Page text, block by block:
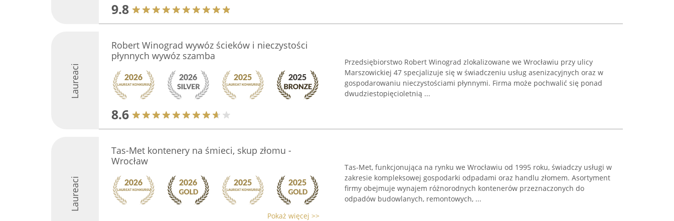
9.8
Laureaci
Robert Winograd wywóz ścieków i nieczystości
płynnych wywóz szamba
8.6
Przedsiębiorstwo Robert Winograd zlokalizowane we Wrocławiu przy ulicy
Marszowickiej 47 specjalizuje się w świadczeniu usług asenizacyjnych oraz w
gospodarowaniu nieczystościami płynnymi. Firma może pochwalić się ponad
dwudziestopięcioletnią ...
Laureaci
Tas-Met kontenery na śmieci, skup złomu -
Wrocław
Pokaż więcej >>
Tas-Met, funkcjonująca na rynku we Wrocławiu od 1995 roku, świadczy usługi w
zakresie kompleksowej gospodarki odpadami oraz handlu złomem. Asortyment
firmy obejmuje wynajem różnorodnych kontenerów przeznaczonych do
odpadów budowlanych, remontowych, ...